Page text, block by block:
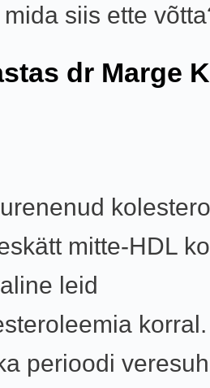
siis ette
dr Marge
mitte-HDL
leid
korral.
perioodi